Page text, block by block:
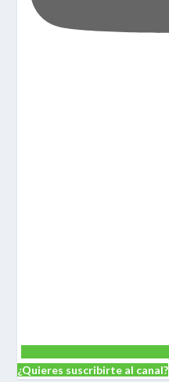
¿Quieres suscribirte al canal?